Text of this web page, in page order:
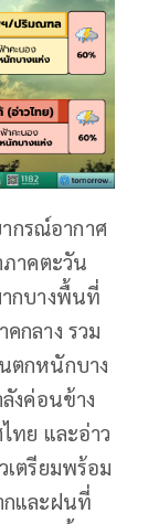
กรณ์อากาศ
าคตะวัน
กบางพื้นที่
กลาง รวม
ตกหนักบาง
งค่อนข้าง
ทย และอ่าว
ตรียมพร้อม
กและฝนที่